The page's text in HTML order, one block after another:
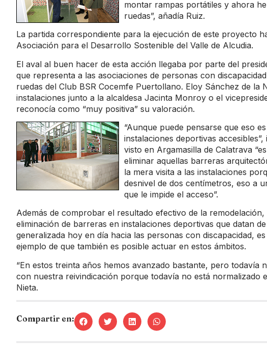
montar rampas portátiles y ahora
ruedas”, añadía Ruiz.
La partida correspondiente para la ejecución de este proyecto
Asociación para el Desarrollo Sostenible del Valle de Alcudia.
El aval al buen hacer de esta acción llegaba por parte del
que representa a las asociaciones de personas con
ruedas del Club BSR Cocemfe Puertollano. Eloy Sánchez de la
instalaciones junto a la alcaldesa Jacinta Monroy o el
reconocía como “muy positiva” su valoración.
“Aunque puede pensarse que eso
instalaciones deportivas
visto en Argamasilla de Calatrava
eliminar aquellas barreras
la mera visita a las instalaciones
desnivel de dos centímetros, eso a
que le impide el acceso”.
Además de comprobar el resultado efectivo de la
eliminación de barreras en instalaciones deportivas que datan
generalizada hoy en día hacia las personas con discapacidad,
ejemplo de que también es posible actuar en estos ámbitos.
“En estos treinta años hemos avanzado bastante, pero
con nuestra reivindicación porque todavía no está normalizado
Nieta.
Compartir en: